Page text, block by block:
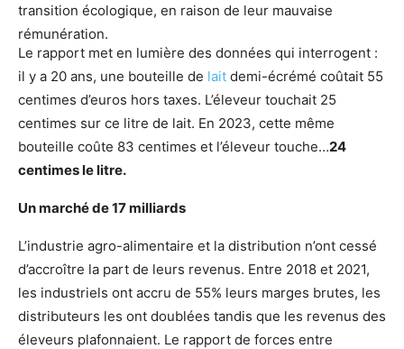
transition écologique, en raison de leur mauvaise
rémunération.
Le rapport met en lumière des données qui interrogent :
il y a 20 ans, une bouteille de lait demi-écrémé coûtait 55
centimes d’euros hors taxes. L’éleveur touchait 25
centimes sur ce litre de lait. En 2023, cette même
bouteille coûte 83 centimes et l’éleveur touche…24
centimes le litre.
Un marché de 17 milliards
L’industrie agro-alimentaire et la distribution n’ont cessé
d’accroître la part de leurs revenus. Entre 2018 et 2021,
les industriels ont accru de 55% leurs marges brutes, les
distributeurs les ont doublées tandis que les revenus des
éleveurs plafonnaient. Le rapport de forces entre